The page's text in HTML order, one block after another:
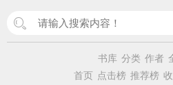
书库 分类 作者
首页 点击榜 推荐榜